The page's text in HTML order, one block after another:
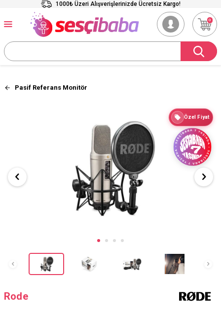
1000₺ Üzeri Alışverişlerinizde Ücretsiz Kargo!
0
Pasif Referans Monitör
Özel Fiyat
Rode